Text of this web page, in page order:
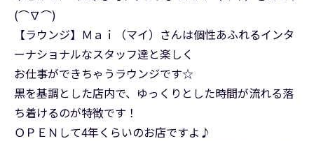
(⌒∇⌒)
【ラウンジ】Ｍａｉ（マイ）さんは個性あふれるインタ
ーナショナルなスタッフ達と楽しく
お仕事ができちゃうラウンジです☆
黒を基調とした店内で、ゆっくりとした時間が流れる落
ち着けるのが特徴です！
ＯＰＥＮして4年くらいのお店ですよ♪